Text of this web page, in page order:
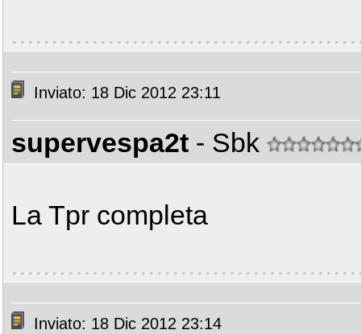
Inviato: 18 Dic 2012 23:11
supervespa2t - Sbk
La Tpr completa
Inviato: 18 Dic 2012 23:14